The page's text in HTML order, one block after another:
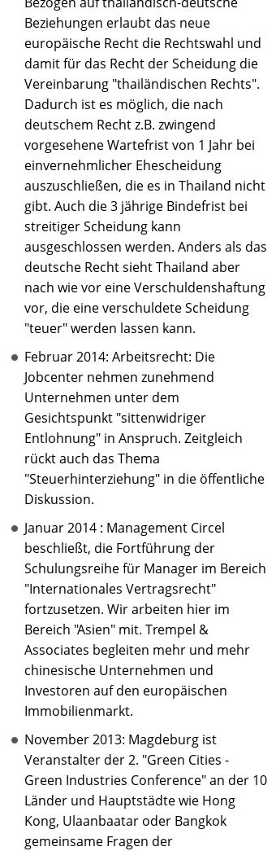
Beziehungen erlaubt das neue
europäische Recht die Rechtswahl und
damit für das Recht der Scheidung die
Vereinbarung "thailändischen Rechts".
Dadurch ist es möglich, die nach
deutschem Recht z.B. zwingend
vorgesehene Wartefrist von 1 Jahr bei
einvernehmlicher Ehescheidung
auszuschließen, die es in Thailand nicht
gibt. Auch die 3 jährige Bindefrist bei
streitiger Scheidung kann
ausgeschlossen werden. Anders als das
deutsche Recht sieht Thailand aber
nach wie vor eine Verschuldenshaftung
vor, die eine verschuldete Scheidung
"teuer" werden lassen kann.
Februar 2014: Arbeitsrecht: Die
Jobcenter nehmen zunehmend
Unternehmen unter dem
Gesichtspunkt "sittenwidriger
Entlohnung" in Anspruch. Zeitgleich
rückt auch das Thema
"Steuerhinterziehung" in die öffentliche
Diskussion.
Januar 2014 : Management Circel
beschließt, die Fortführung der
Schulungsreihe für Manager im Bereich
"Internationales Vertragsrecht"
fortzusetzen. Wir arbeiten hier im
Bereich "Asien" mit. Trempel &
Associates begleiten mehr und mehr
chinesische Unternehmen und
Investoren auf den europäischen
Immobilienmarkt.
November 2013: Magdeburg ist
Veranstalter der 2. "Green Cities -
Green Industries Conference" an der 10
Länder und Hauptstädte wie Hong
Kong, Ulaanbaatar oder Bangkok
gemeinsame Fragen der